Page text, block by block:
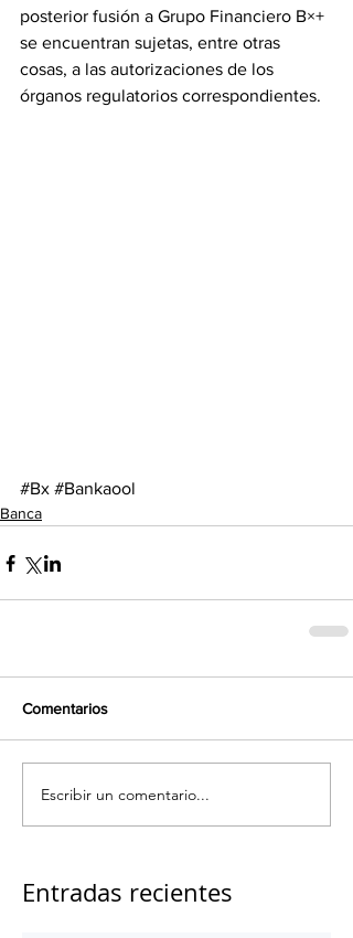
posterior fusión a Grupo Financiero B×+
se encuentran sujetas, entre otras
cosas, a las autorizaciones de los
órganos regulatorios correspondientes.
#Bx #Bankaool
Banca
Comentarios
Escribir un comentario...
Entradas recientes